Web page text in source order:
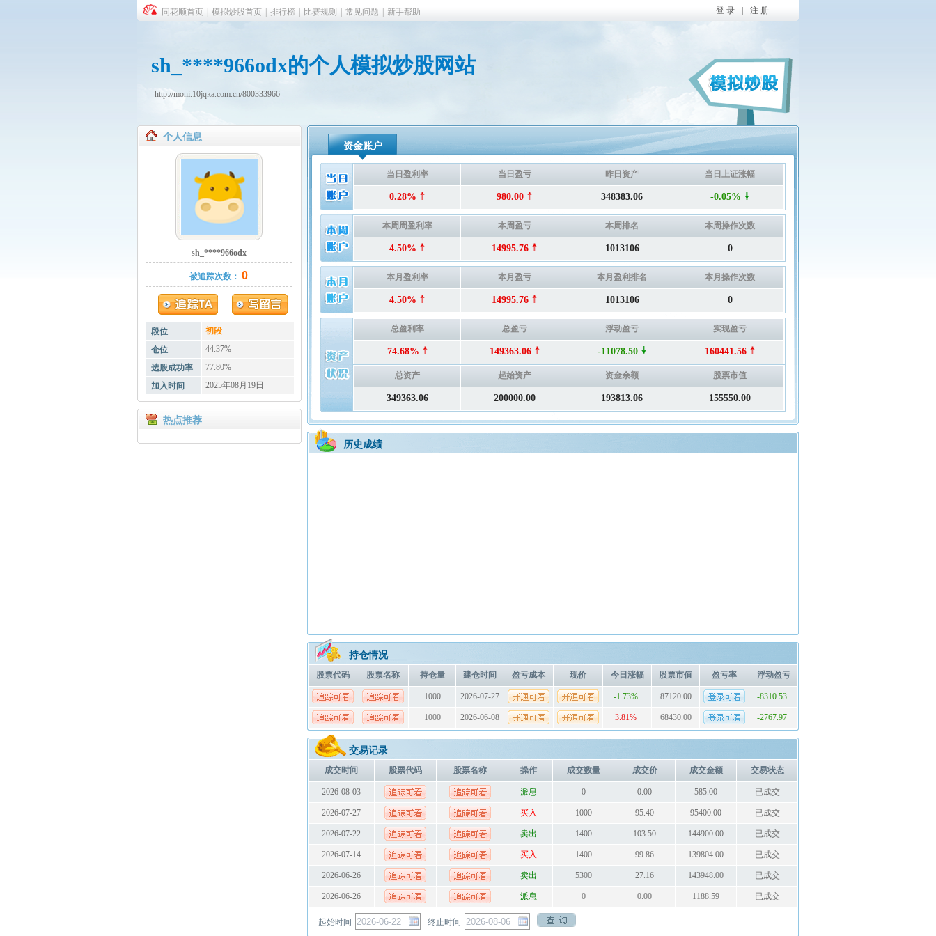
登 录 注 册
同花顺首页 模拟炒股首页 排行榜 比赛规则 常见问题 新手帮助
sh_****966odx的个人模拟炒股网站
http://moni.10jqka.com.cn/800333966
个人信息
sh_****966odx
被追踪次数： 0
段位
初段
仓位
44.37%
选股成功率
77.80%
加入时间
2025年08月19日
热点推荐
资金账户
当日盈利率 当日盈亏 昨日资产 当日上证涨幅
0.28% 980.00 348383.06 -0.05%
本周周盈利率 本周盈亏 本周排名 本周操作次数
4.50% 14995.76 1013106 0
本月盈利率 本月盈亏 本月盈利排名 本月操作次数
4.50% 14995.76 1013106 0
总盈利率 总盈亏 浮动盈亏 实现盈亏
74.68% 149363.06 -11078.50 160441.56
总资产 起始资产 资金余额 股票市值
349363.06 200000.00 193813.06 155550.00
历史成绩
持仓情况
股票代码 股票名称 持仓量 建仓时间 盈亏成本 现价 今日涨幅 股票市值 盈亏率 浮动盈亏
1000 2026-07-27 -1.73% 87120.00 -8310.53
1000 2026-06-08 3.81% 68430.00 -2767.97
交易记录
成交时间 股票代码 股票名称 操作 成交数量 成交价 成交金额 交易状态
2026-08-03 派息 0 0.00 585.00 已成交
2026-07-27 买入 1000 95.40 95400.00 已成交
2026-07-22 卖出 1400 103.50 144900.00 已成交
2026-07-14 买入 1400 99.86 139804.00 已成交
2026-06-26 卖出 5300 27.16 143948.00 已成交
2026-06-26 派息 0 0.00 1188.59 已成交
起始时间 终止时间